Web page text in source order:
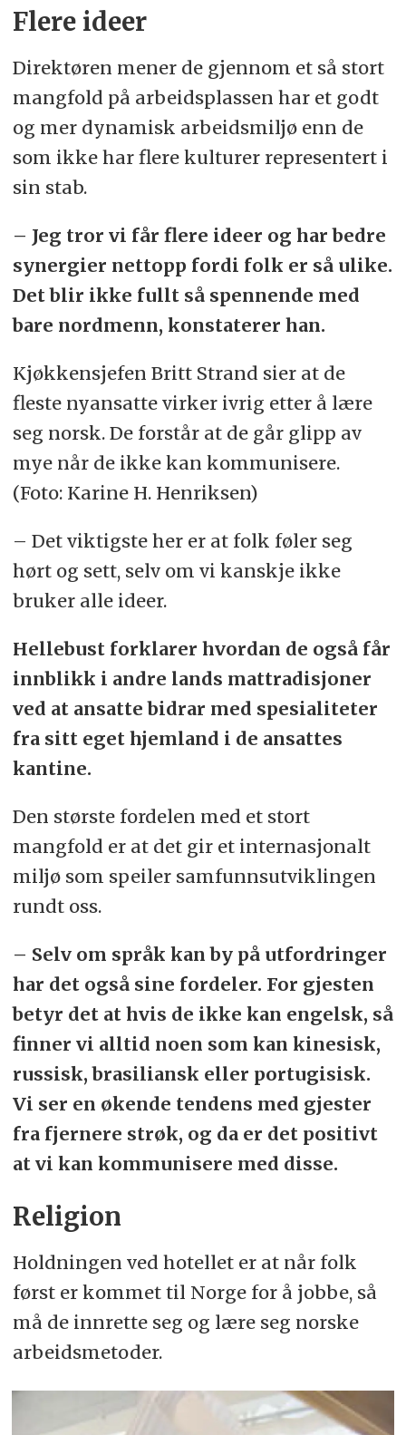
Flere ideer
Direktøren mener de gjennom et så stort
mangfold på arbeidsplassen har et godt
og mer dynamisk arbeidsmiljø enn de
som ikke har flere kulturer representert i
sin stab.
– Jeg tror vi får flere ideer og har bedre
synergier nettopp fordi folk er så ulike.
Det blir ikke fullt så spennende med
bare nordmenn, konstaterer han.
Kjøkkensjefen Britt Strand sier at de
fleste nyansatte virker ivrig etter å lære
seg norsk. De forstår at de går glipp av
mye når de ikke kan kommunisere.
(Foto: Karine H. Henriksen)
– Det viktigste her er at folk føler seg
hørt og sett, selv om vi kanskje ikke
bruker alle ideer.
Hellebust forklarer hvordan de også får
innblikk i andre lands mattradisjoner
ved at ansatte bidrar med spesialiteter
fra sitt eget hjemland i de ansattes
kantine.
Den største fordelen med et stort
mangfold er at det gir et internasjonalt
miljø som speiler samfunnsutviklingen
rundt oss.
– Selv om språk kan by på utfordringer
har det også sine fordeler. For gjesten
betyr det at hvis de ikke kan engelsk, så
finner vi alltid noen som kan kinesisk,
russisk, brasiliansk eller portugisisk.
Vi ser en økende tendens med gjester
fra fjernere strøk, og da er det positivt
at vi kan kommunisere med disse.
Religion
Holdningen ved hotellet er at når folk
først er kommet til Norge for å jobbe, så
må de innrette seg og lære seg norske
arbeidsmetoder.